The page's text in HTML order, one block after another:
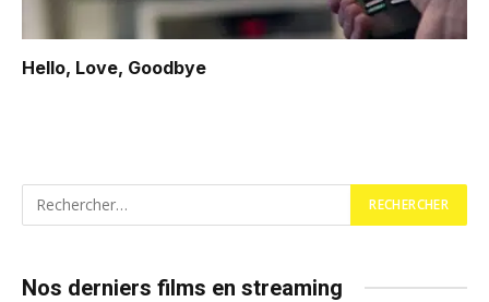
Hello, Love, Goodbye
Nos derniers films en streaming